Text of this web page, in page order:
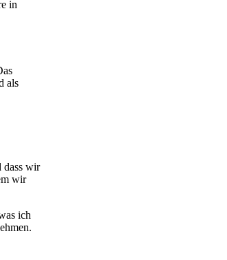
in
als
dass wir
wir
ich